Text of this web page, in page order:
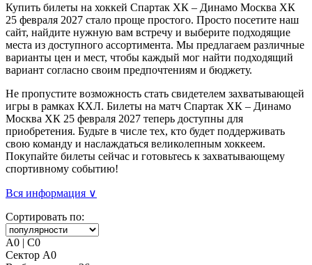
Купить билеты на хоккей Спартак ХК – Динамо Москва ХК
25 февраля 2027 стало проще простого. Просто посетите наш
сайт, найдите нужную вам встречу и выберите подходящие
места из доступного ассортимента. Мы предлагаем различные
варианты цен и мест, чтобы каждый мог найти подходящий
вариант согласно своим предпочтениям и бюджету.
Не пропустите возможность стать свидетелем захватывающей
игры в рамках КХЛ. Билеты на матч Спартак ХК – Динамо
Москва ХК 25 февраля 2027 теперь доступны для
приобретения. Будьте в числе тех, кто будет поддерживать
свою команду и наслаждаться великолепным хоккеем.
Покупайте билеты сейчас и готовьтесь к захватывающему
спортивному событию!
Вся информация ∨
Сортировать по:
A0 | C0
Сектор A0